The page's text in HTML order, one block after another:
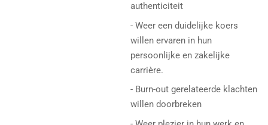
authenticiteit
- Weer een duidelijke koers
willen ervaren in hun
persoonlijke en zakelijke
carrière.
- Burn-out gerelateerde klachten
willen doorbreken